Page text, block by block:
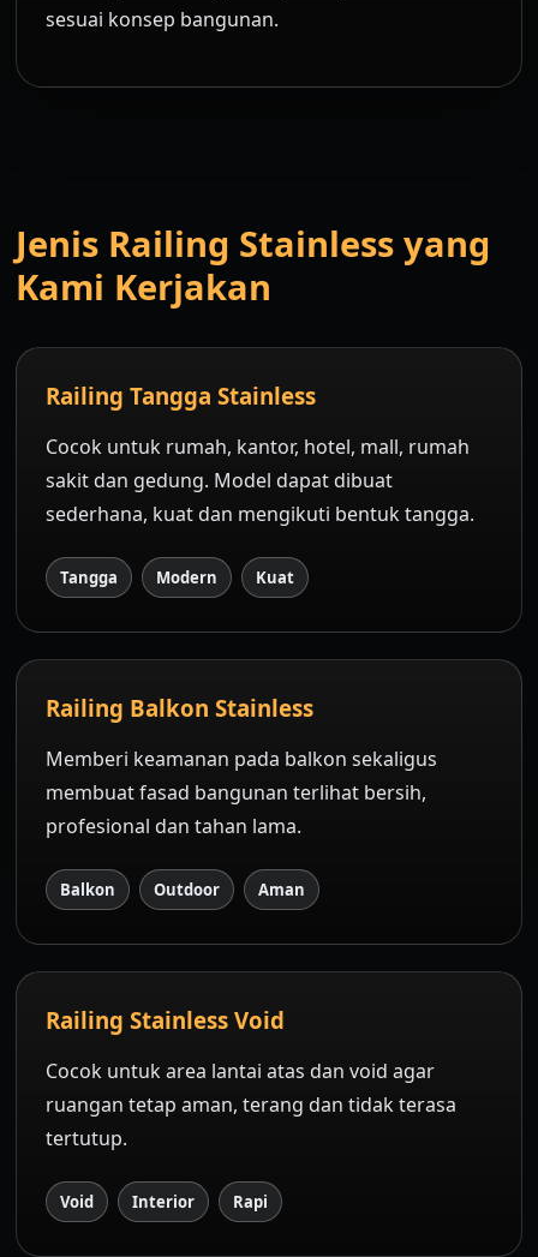
sesuai konsep bangunan.
Jenis Railing Stainless yang
Kami Kerjakan
Railing Tangga Stainless
Cocok untuk rumah, kantor, hotel, mall, rumah
sakit dan gedung. Model dapat dibuat
sederhana, kuat dan mengikuti bentuk tangga.
Tangga Modern Kuat
Railing Balkon Stainless
Memberi keamanan pada balkon sekaligus
membuat fasad bangunan terlihat bersih,
profesional dan tahan lama.
Balkon Outdoor Aman
Railing Stainless Void
Cocok untuk area lantai atas dan void agar
ruangan tetap aman, terang dan tidak terasa
tertutup.
Void Interior Rapi